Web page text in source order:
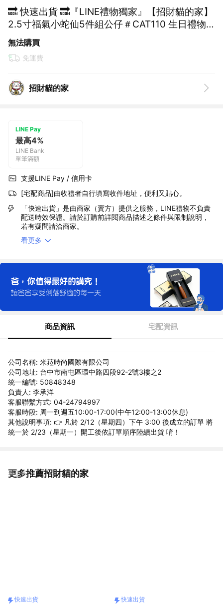
🔜 快速出貨 🔜『LINE禮物獨家』【招財貓的家】
2.5寸福氣小蛇仙5件組公仔＃CAT110 生日禮物
開業禮物 開運 招財 喬遷禮物 交換禮物
無法購買
免運費
招財貓的家
LINE Pay
最高4%
LINE Bank
單筆滿額
支援LINE Pay / 信用卡
[宅配商品]由收禮者自行填寫收件地址，便利又貼心。
「快速出貨」是由商家（賣方）提供之服務，LINE禮物不負責
配送時效保證。請於訂購前詳閱商品描述之條件與限制說明，
若有疑問請洽商家。
看更多
商品資訊 宅配資訊
公司名稱: 米菈時尚國際有限公司
公司地址: 台中市南屯區環中路四段92-2號3樓之2
統一編號: 50848348
負責人: 李承洋
客服聯繫方式: 04-24794997
客服時段: 周一到週五10:00-17:00(中午12:00-13:00休息)
其他說明事項: 👉 凡於 2/12（星期四）下午 3:00 後成立的訂單 將
統一於 2/23（星期一）開工後依訂單順序陸續出貨 唷！
更多推薦招財貓的家
看更多
快速出貨 快速出貨